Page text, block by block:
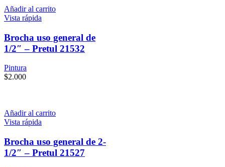
Añadir al carrito
Vista rápida
Brocha uso general de
1/2″ – Pretul 21532
Pintura
$2.000
Añadir al carrito
Vista rápida
Brocha uso general de 2-
1/2″ – Pretul 21527